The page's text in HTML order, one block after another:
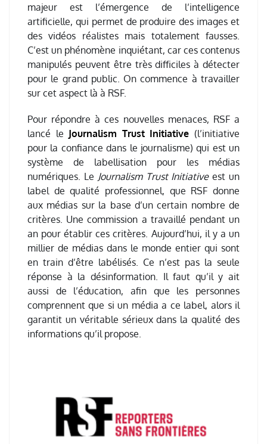
majeur est l’émergence de l’intelligence
artificielle, qui permet de produire des images et
des vidéos réalistes mais totalement fausses.
C’est un phénomène inquiétant, car ces contenus
manipulés peuvent être très difficiles à détecter
pour le grand public. On commence à travailler
sur cet aspect là à RSF.
Pour répondre à ces nouvelles menaces, RSF a
lancé le Journalism Trust Initiative(l’initiative
pour la confiance dans le journalisme) qui est un
système de labellisation pour les médias
numériques. Le Journalism Trust Initiativeest un
label de qualité professionnel, que RSF donne
aux médias sur la base d’un certain nombre de
critères. Une commission a travaillé pendant un
an pour établir ces critères. Aujourd’hui, il y a un
millier de médias dans le monde entier qui sont
en train d’être labélisés. Ce n’est pas la seule
réponse à la désinformation. Il faut qu’il y ait
aussi de l’éducation, afin que les personnes
comprennent que si un média a ce label, alors il
garantit un véritable sérieux dans la qualité des
informations qu’il propose.